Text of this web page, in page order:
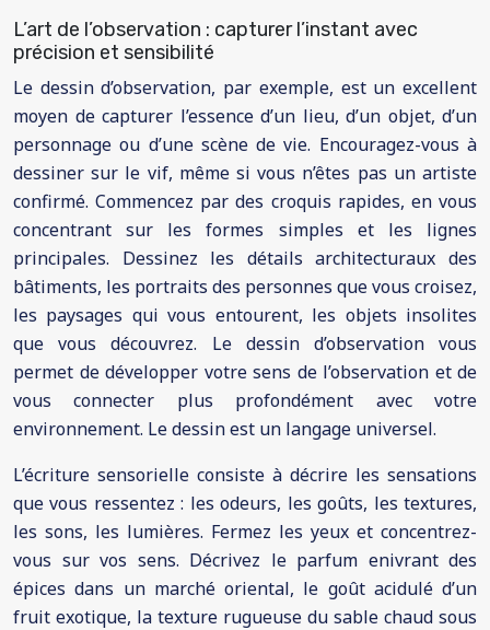
L’art de l’observation : capturer l’instant avec
précision et sensibilité
Le dessin d’observation, par exemple, est un excellent
moyen de capturer l’essence d’un lieu, d’un objet, d’un
personnage ou d’une scène de vie. Encouragez-vous à
dessiner sur le vif, même si vous n’êtes pas un artiste
confirmé. Commencez par des croquis rapides, en vous
concentrant sur les formes simples et les lignes
principales. Dessinez les détails architecturaux des
bâtiments, les portraits des personnes que vous croisez,
les paysages qui vous entourent, les objets insolites
que vous découvrez. Le dessin d’observation vous
permet de développer votre sens de l’observation et de
vous connecter plus profondément avec votre
environnement. Le dessin est un langage universel.
L’écriture sensorielle consiste à décrire les sensations
que vous ressentez : les odeurs, les goûts, les textures,
les sons, les lumières. Fermez les yeux et concentrez-
vous sur vos sens. Décrivez le parfum enivrant des
épices dans un marché oriental, le goût acidulé d’un
fruit exotique, la texture rugueuse du sable chaud sous